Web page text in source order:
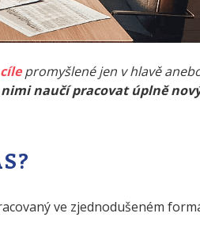
promyšlené jen v hlavě
nimi naučí pracovat úplně
ve zjednodušeném